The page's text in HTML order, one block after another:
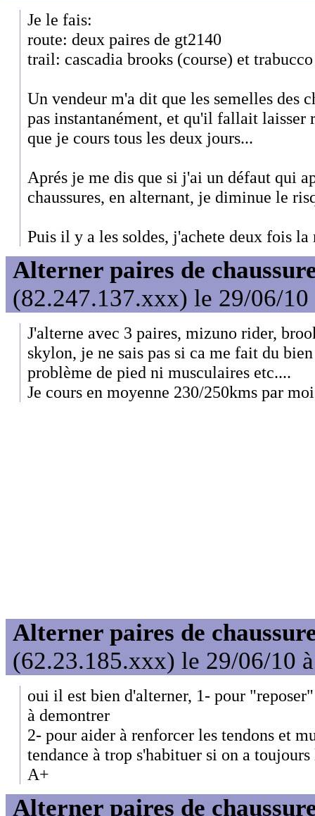
Je le fais:
route: deux paires de gt2140
trail: cascadia brooks (course) et
Un vendeur m'a dit que les semelles des
pas instantanément, et qu'il fallait laisser
que je cours tous les deux jours...
Aprés je me dis que si j'ai un défaut qui
chaussures, en alternant, je diminue le
Puis il y a les soldes, j'achete deux fois la
Alterner paires de
(82.247.137.xxx) le 29/06/10
J'alterne avec 3 paires, mizuno rider,
skylon, je ne sais pas si ca me fait du
problème de pied ni musculaires etc....
Je cours en moyenne 230/250kms par
Alterner paires de
(62.23.185.xxx) le 29/06/10
oui il est bien d'alterner, 1- pour
à demontrer
2- pour aider à renforcer les tendons et
tendance à trop s'habituer si on a
A+
Alterner paires de